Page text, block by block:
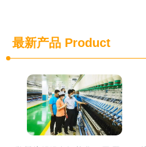
最新产品 Product